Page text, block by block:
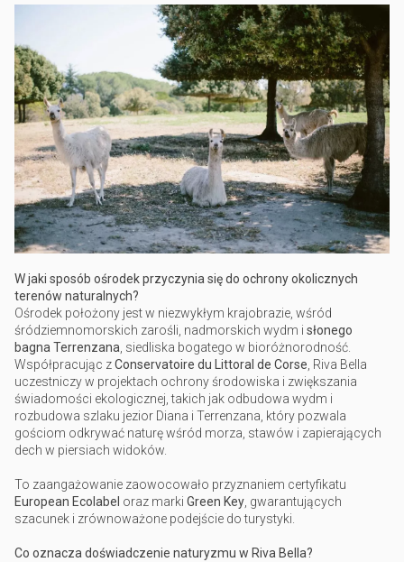
W jaki sposób ośrodek przyczynia się do ochrony okolicznych
terenów naturalnych?
Ośrodek położony jest w niezwykłym krajobrazie, wśród
śródziemnomorskich zarośli, nadmorskich wydm i słonego
bagna Terrenzana, siedliska bogatego w bioróżnorodność.
Współpracując zConservatoire du Littoral de Corse, Riva Bella
uczestniczy w projektach ochrony środowiska i zwiększania
świadomości ekologicznej, takich jak odbudowa wydm i
rozbudowa szlaku jezior Diana i Terrenzana, który pozwala
gościom odkrywać naturę wśród morza, stawów i zapierających
dech w piersiach widoków.
To zaangażowanie zaowocowało przyznaniem certyfikatu
European Ecolabel oraz marki Green Key, gwarantujących
szacunek i zrównoważone podejście do turystyki.
Co oznacza doświadczenie naturyzmu w Riva Bella?